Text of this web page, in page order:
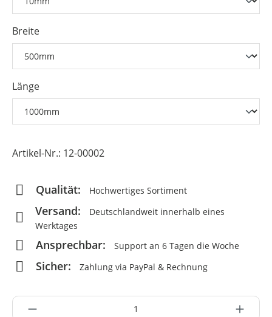
Breite
Länge
Artikel-Nr.: 12-00002
Qualität: Hochwertiges Sortiment
Versand:
Deutschlandweit innerhalb eines
Werktages
Ansprechbar: Support an 6 Tagen die Woche
Sicher: Zahlung via PayPal & Rechnung